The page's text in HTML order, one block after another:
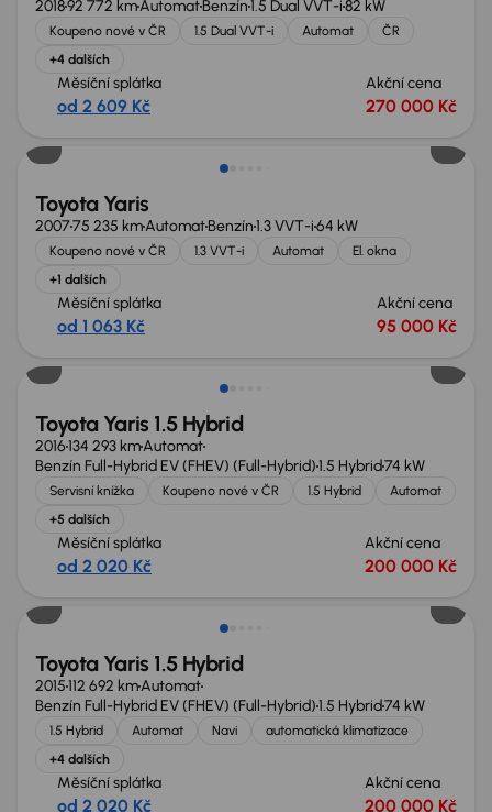
201892 772 kmAutomatBenzín1.5 Dual VVT-i82 kW
Koupeno nové v ČR 1.5 Dual VVT-i Automat
ČR
+4 dalších
Měsíční splátka
od 2 609 Kč
Akční cena
270 000 Kč
Toyota Yaris
200775 235 kmAutomatBenzín1.3 VVT-i64 kW
Koupeno nové v ČR 1.3 VVT-i Automat
El. okna
+1 dalších
Měsíční splátka
od 1 063 Kč
Akční cena
95 000 Kč
Zlevněno o 10 000 Kč
Toyota Yaris 1.5 Hybrid
2016134 293 kmAutomat
Benzín Full-Hybrid EV (FHEV) (Full-Hybrid)1.5 Hybrid74 kW
Servisní knížka Koupeno nové v ČR 1.5 Hybrid
Automat
+5 dalších
Měsíční splátka
od 2 020 Kč
Akční cena
200 000 Kč
Toyota Yaris 1.5 Hybrid
2015112 692 kmAutomat
Benzín Full-Hybrid EV (FHEV) (Full-Hybrid)1.5 Hybrid74 kW
1.5 Hybrid Automat Navi
automatická klimatizace
+4 dalších
Měsíční splátka
od 2 020 Kč
Akční cena
200 000 Kč